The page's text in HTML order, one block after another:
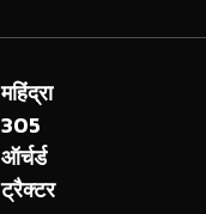
महिंद्रा
305
ऑर्चर्ड
ट्रैक्टर